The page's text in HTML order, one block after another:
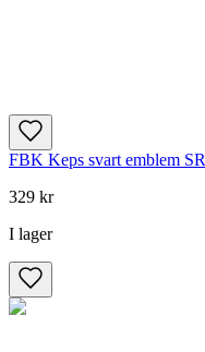
FBK Keps svart emblem SR
329 kr
I lager